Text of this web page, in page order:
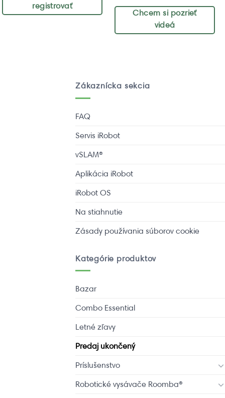
registrovať
Chcem si pozrieť
videá
Zákaznícka sekcia
FAQ
Servis iRobot
vSLAM®
Aplikácia iRobot
iRobot OS
Na stiahnutie
Zásady používania súborov cookie
Kategórie produktov
Bazar
Combo Essential
Letné zľavy
Predaj ukončený
Príslušenstvo
Robotické vysávače Roomba®